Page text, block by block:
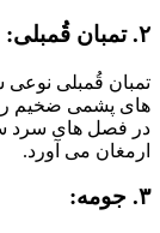
۲. تمبان قُمبلی:
تمبان قُمبلی
های پشمی ضخیم
در فصل های سرد
ارمغان می آورد.
۳. جومه: